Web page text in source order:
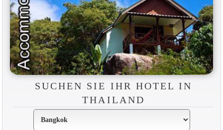
SUCHEN SIE IHR HOTEL IN
THAILAND